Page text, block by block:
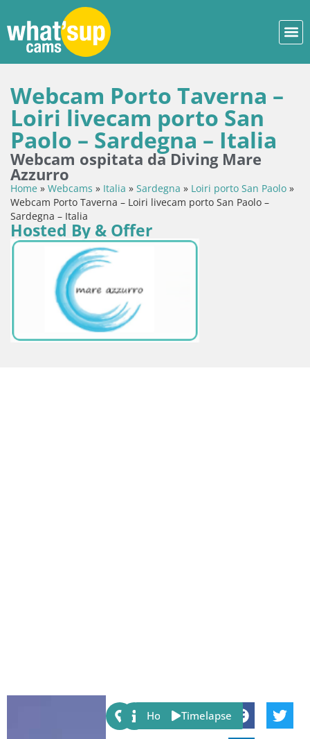
Webcam Porto Taverna –
Loiri livecam porto San
Paolo – Sardegna – Italia
Webcam ospitata da Diving Mare
Azzurro
Home » Webcams » Italia » Sardegna » Loiri porto San Paolo »
Webcam Porto Taverna – Loiri livecam porto San Paolo –
Sardegna – Italia
Hosted By & Offer
Share:
Host Timelapse